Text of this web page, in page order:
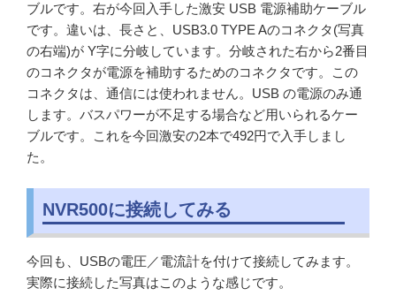
ブルです。右が今回入手した激安 USB 電源補助ケーブル
です。違いは、長さと、USB3.0 TYPE Aのコネクタ(写真
の右端)が Y字に分岐しています。分岐された右から2番目
のコネクタが電源を補助するためのコネクタです。この
コネクタは、通信には使われません。USB の電源のみ通
します。バスパワーが不足する場合など用いられるケー
ブルです。これを今回激安の2本で492円で入手しまし
た。
NVR500に接続してみる
今回も、USBの電圧／電流計を付けて接続してみます。
実際に接続した写真はこのような感じです。